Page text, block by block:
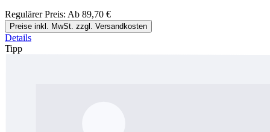
Regulärer Preis: Ab 89,70 €
Preise inkl. MwSt. zzgl. Versandkosten
Details
Tipp